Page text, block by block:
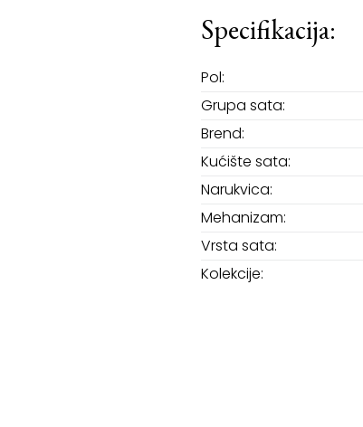
Specifikacija:
Pol:
Grupa sata:
Brend:
Kućište sata:
Narukvica:
Mehanizam:
Vrsta sata:
Kolekcije: